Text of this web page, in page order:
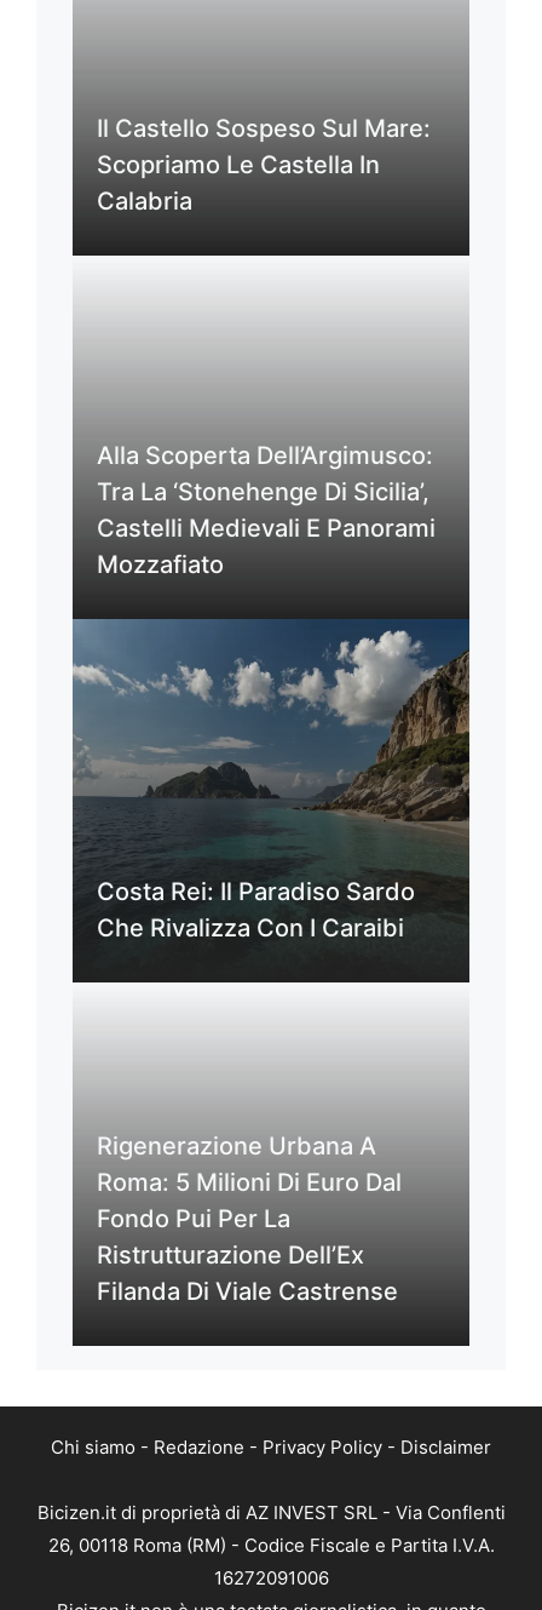
Il Castello Sospeso Sul Mare:
Scopriamo Le Castella In
Calabria
Alla Scoperta Dell’Argimusco:
Tra La ‘Stonehenge Di Sicilia’,
Castelli Medievali E Panorami
Mozzafiato
Costa Rei: Il Paradiso Sardo
Che Rivalizza Con I Caraibi
Rigenerazione Urbana A
Roma: 5 Milioni Di Euro Dal
Fondo Pui Per La
Ristrutturazione Dell’Ex
Filanda Di Viale Castrense
Chi siamo - Redazione - Privacy Policy - Disclaimer
Bicizen.it di proprietà di AZ INVEST SRL - Via Conflenti
26, 00118 Roma (RM) - Codice Fiscale e Partita I.V.A.
16272091006